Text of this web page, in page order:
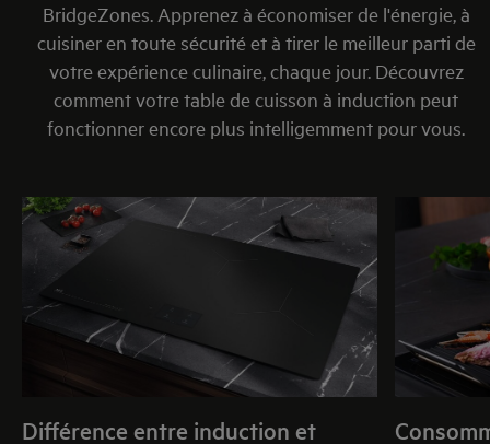
BridgeZones. Apprenez à économiser de l'énergie, à
cuisiner en toute sécurité et à tirer le meilleur parti de
votre expérience culinaire, chaque jour. Découvrez
comment votre table de cuisson à induction peut
fonctionner encore plus intelligemment pour vous.
Différence entre induction et